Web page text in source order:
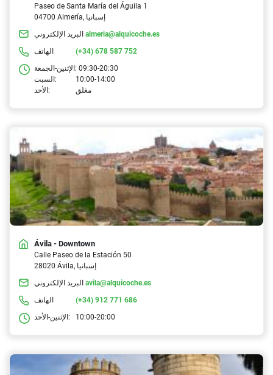
Paseo de Santa María del Águila 1
04700 Almería, إسبانيا
البريد الإلكتروني almeria@alquicoche.es
الهاتف
(+34) 678 587 752
الإثنين-الجمعة: 09:30-20:30
السبت:
10:00-14:00
الأحد:
مغلق
Ávila - Downtown
Calle Paseo de la Estación 50
28020 Ávila, إسبانيا
البريد الإلكتروني avila@alquicoche.es
الهاتف
(+34) 912 771 686
الإثنين-الأحد:
10:00-20:00